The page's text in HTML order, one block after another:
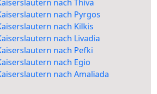
nach Thiva
nach Pyrgos
nach Kilkis
nach Livadia
nach Pefki
nach Egio
nach Amaliada